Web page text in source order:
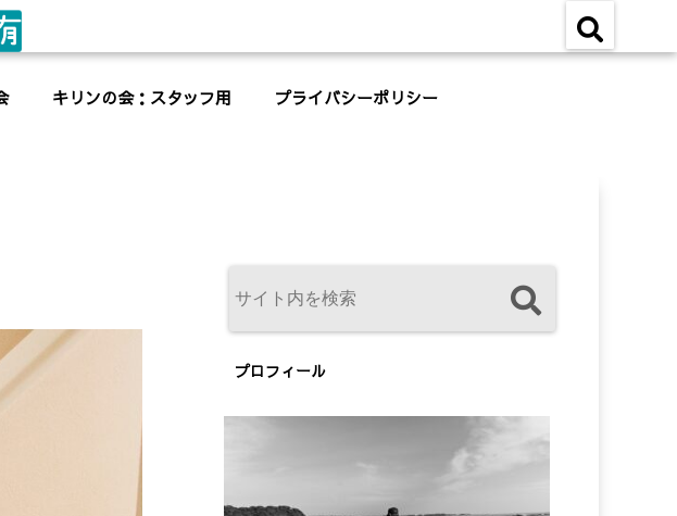
キリンの会：スタッフ用
プライバシーポリシー
プロフィール